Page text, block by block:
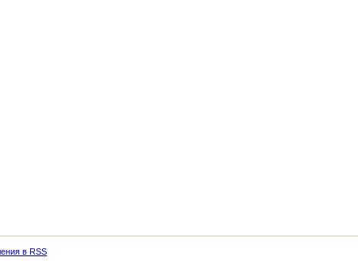
в RSS